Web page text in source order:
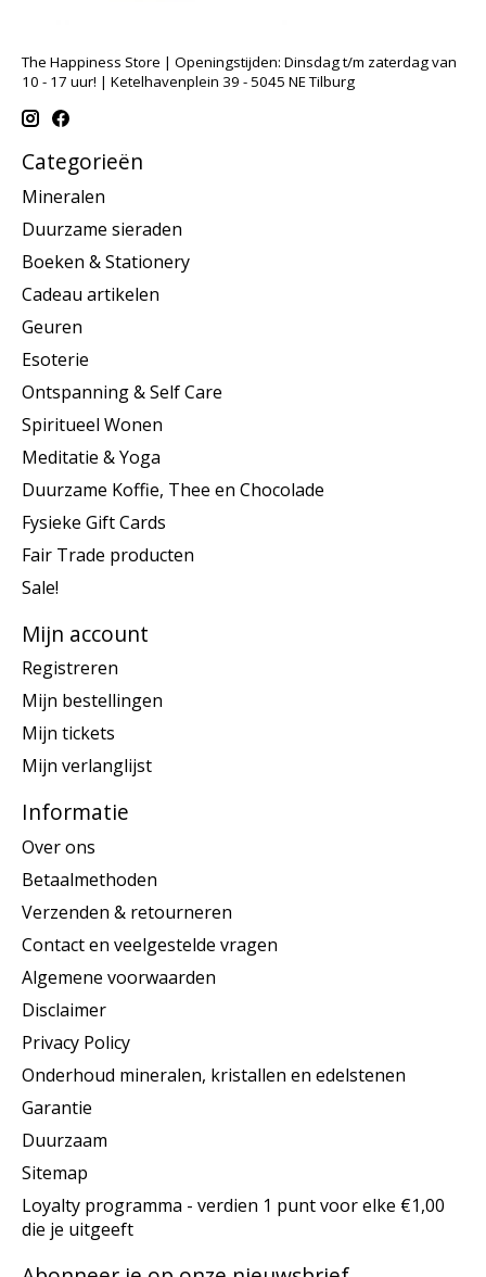
The Happiness Store | Openingstijden: Dinsdag t/m zaterdag van
10 - 17 uur! | Ketelhavenplein 39 - 5045 NE Tilburg
Categorieën
Mineralen
Duurzame sieraden
Boeken & Stationery
Cadeau artikelen
Geuren
Esoterie
Ontspanning & Self Care
Spiritueel Wonen
Meditatie & Yoga
Duurzame Koffie, Thee en Chocolade
Fysieke Gift Cards
Fair Trade producten
Sale!
Mijn account
Registreren
Mijn bestellingen
Mijn tickets
Mijn verlanglijst
Informatie
Over ons
Betaalmethoden
Verzenden & retourneren
Contact en veelgestelde vragen
Algemene voorwaarden
Disclaimer
Privacy Policy
Onderhoud mineralen, kristallen en edelstenen
Garantie
Duurzaam
Sitemap
Loyalty programma - verdien 1 punt voor elke €1,00
die je uitgeeft